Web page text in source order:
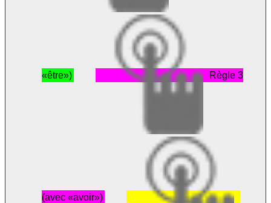
«être») Règle 3
(avec «avoir»)